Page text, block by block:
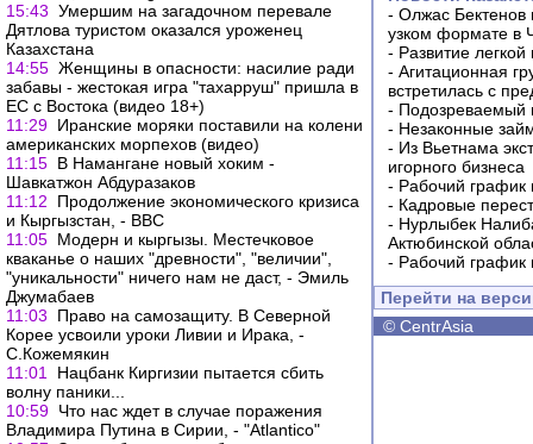
15:43 Умершим на загадочном перевале
Дятлова туристом оказался уроженец
Казахстана
14:55 Женщины в опасности: насилие ради
забавы - жестокая игра "тахарруш" пришла в
ЕС с Востока (видео 18+)
11:29 Иранские моряки поставили на колени
американских морпехов (видео)
11:15 В Намангане новый хоким -
Шавкатжон Абдуразаков
11:12
Продолжение экономического кризиса
и Кыргызстан, - ВВС
11:05 Модерн и кыргызы. Местечковое
кваканье о наших "древности", "величии",
"уникальности" ничего нам не даст, - Эмиль
Джумабаев
11:03
Право на самозащиту. В Северной
Корее усвоили уроки Ливии и Ирака, -
С.Кожемякин
11:01
Нацбанк Киргизии пытается сбить
волну паники...
10:59 Что нас ждет в случае поражения
Владимира Путина в Сирии, - "Atlantico"
- Олжас Бектенов
узком формате в
- Развитие
- Агитационная
встретилась с
- Подозреваемый
- Незаконные
- Из Вьетнама
игорного бизнеса
- Рабочий график
- Кадровые
- Нурлыбек
Актюбинской
- Рабочий график
Перейти на
© CentrAsia